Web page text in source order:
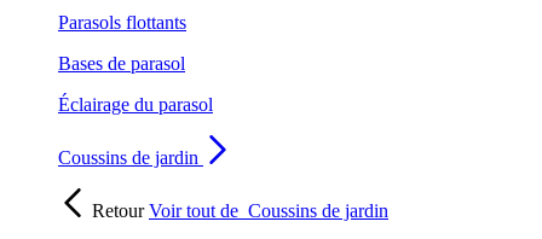
Parasols flottants
Bases de parasol
Éclairage du parasol
Coussins de jardin
RetourVoir tout de Coussins de jardin